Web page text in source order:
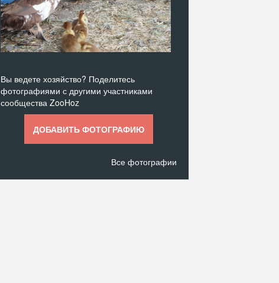
Вы ведете хозяйство? Поделитесь
фотографиями с другими участниками
сообщества ZooHoz
ДОБАВИТЬ ФОТОГРАФИЮ
Все фотографии